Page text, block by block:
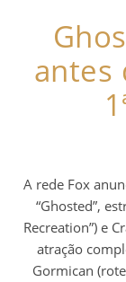
antes
A rede Fox anunciou o cancelamento da série de comédia
“Ghosted”,
Recreation”) e
atração
Gormican